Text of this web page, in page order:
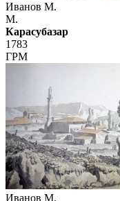
Иванов М.
М.
Карасубазар
1783
ГРМ
Иванов М.